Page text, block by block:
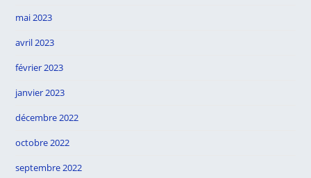
mai 2023
avril 2023
février 2023
janvier 2023
décembre 2022
octobre 2022
septembre 2022